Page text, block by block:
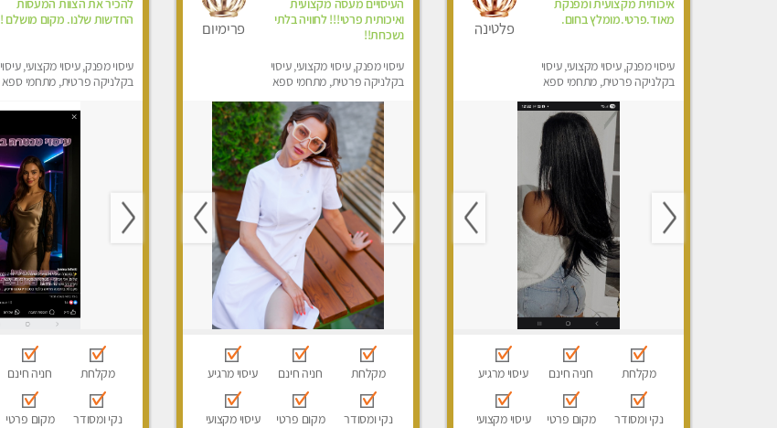
איכותית מקצועית ומפנקת
מאוד.פרטי.מומלץ בחום.
עיסוי מפנק, עיסוי מקצועי, עיסוי
בקלניקה פרטית, מתחמי ספא
פלטינה
מקלחת חניה חינם עיסוי מרגיע
נקי ומסודר מקום פרטי עיסוי מקצועי
העיסויים מעסה מקצועית
ואיכותית פרטי!!! לחוויה בלתי
נשכחת!!
עיסוי מפנק, עיסוי מקצועי, עיסוי
בקלניקה פרטית, מתחמי ספא
פרימיום
מקלחת חניה חינם עיסוי מרגיע
נקי ומסודר מקום פרטי עיסוי מקצועי
להכיר את הצוות המעסות
החדשות שלנו. מקום מושלם !
עיסוי מפנק, עיסוי מקצועי, עיסוי
בקלניקה פרטית, מתחמי ספא
מקלחת חניה חינם
נקי ומסודר מקום פרטי